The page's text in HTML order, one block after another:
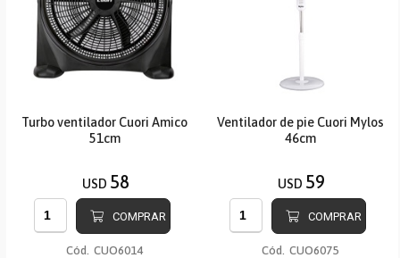
Turbo ventilador Cuori Amico
51cm
USD 58
COMPRAR
Cód. CUO6014
Ventilador de pie Cuori Mylos
46cm
USD 59
COMPRAR
Cód. CUO6075